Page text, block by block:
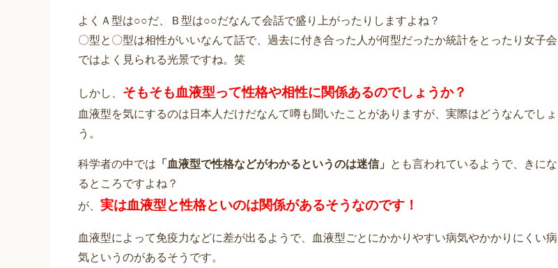
よくＡ型は○○だ、Ｂ型は○○だなんて会話で盛り上がったりしますよね？
〇型と〇型は相性がいいなんて話で、過去に付き合った人が何型だったか統計をとったり女子会
ではよく見られる光景ですね。笑
しかし、 そもそも血液型って性格や相性に関係あるのでしょうか？
血液型を気にするのは日本人だけだなんて噂も聞いたことがありますが、実際はどうなんでしょ
う。
科学者の中では 「血液型で性格などがわかるというのは迷信」 とも言われているようで、きにな
るところですよね？
が、 実は血液型と性格といのは関係があるそうなのです！
血液型によって免疫力などに差が出るようで、血液型ごとにかかりやすい病気やかかりにくい病
気というのがあるそうです。